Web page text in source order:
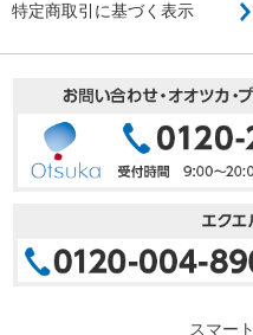
特定商取引に基づく表示
スマー